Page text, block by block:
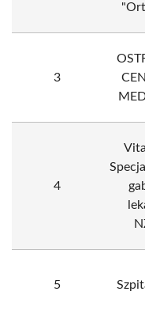
3
4
5